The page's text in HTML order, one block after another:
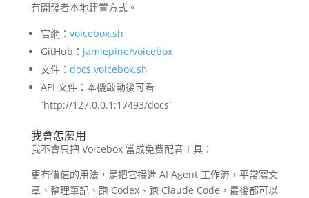
有開發者本地建置方式。
官網： voicebox.sh
GitHub： jamiepine/voicebox
文件： docs.voicebox.sh
API 文件：本機啟動後可看
`http://127.0.0.1:17493/docs`
我會怎麼用
我不會只把 Voicebox 當成免費配音工具：
更有價值的用法，是把它接進 AI Agent 工作流，平常寫文
章、整理筆記、跑 Codex、跑 Claude Code，最後都可以